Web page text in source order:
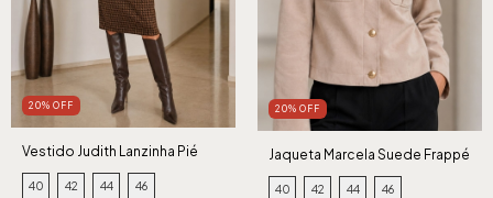
20% OFF
Vestido Judith Lanzinha Pié
Caramelo
40 42 44 46
20% OFF
Jaqueta Marcela Suede Frappé
40 42 44 46